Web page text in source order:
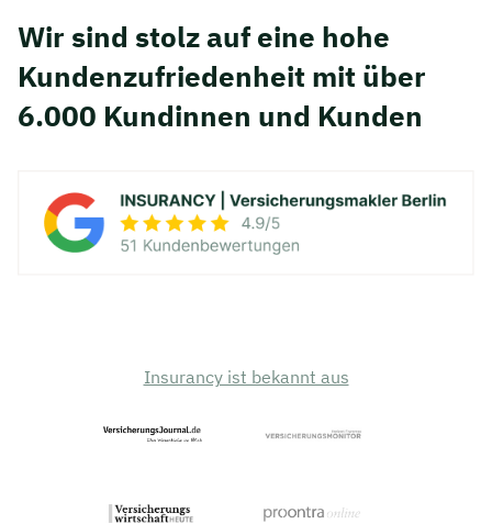
Wir sind stolz auf eine hohe
Kunden­zufriedenheit mit über
6.000 Kundinnen und Kunden
Insurancy ist bekannt aus